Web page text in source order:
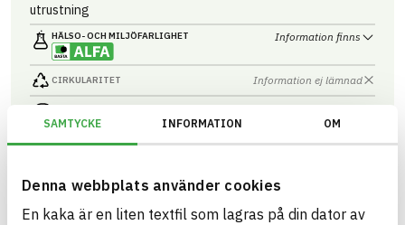
SAMTYCKE INFORMATION OM
Denna webbplats använder cookies
En kaka är en liten textfil som lagras på din dator av
utrustning
HÄLSO- OCH MILJÖ­FARLIGHET Information finns
CIRKULARITET Information ej lämnad
MILJÖEFFEKTER – EPD Information ej lämnad